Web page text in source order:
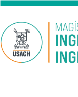
Pasar al contenido